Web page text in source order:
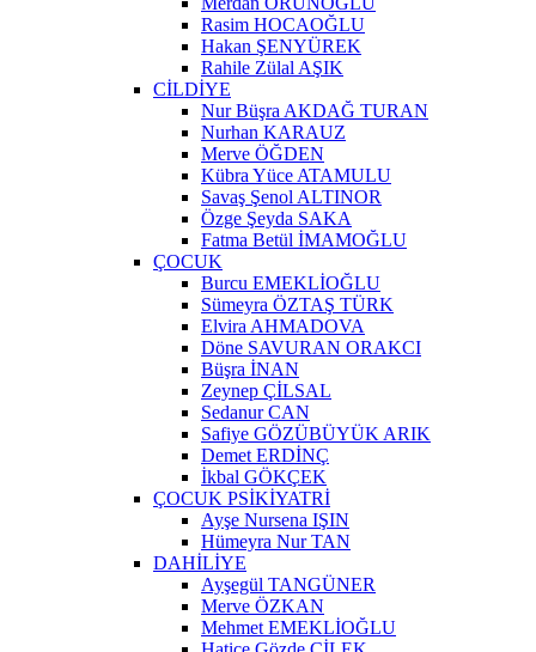
Rasim HOCAOĞLU
Hakan ŞENYÜREK
Rahile Zülal AŞIK
CİLDİYE
Nur Büşra AKDAĞ TURAN
Nurhan KARAUZ
Merve ÖĞDEN
Kübra Yüce ATAMULU
Savaş Şenol ALTINOR
Özge Şeyda SAKA
Fatma Betül İMAMOĞLU
ÇOCUK
Burcu EMEKLİOĞLU
Sümeyra ÖZTAŞ TÜRK
Elvira AHMADOVA
Döne SAVURAN ORAKCI
Büşra İNAN
Zeynep ÇİLSAL
Sedanur CAN
Safiye GÖZÜBÜYÜK ARIK
Demet ERDİNÇ
İkbal GÖKÇEK
ÇOCUK PSİKİYATRİ
Ayşe Nursena IŞIN
Hümeyra Nur TAN
DAHİLİYE
Ayşegül TANGÜNER
Merve ÖZKAN
Mehmet EMEKLİOĞLU